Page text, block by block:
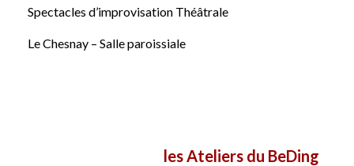
Spectacles d’improvisation Théâtrale
Le Chesnay – Salle paroissiale
les Ateliers du BeDing